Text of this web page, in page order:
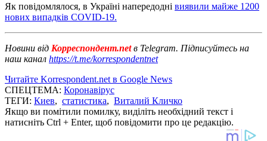
Як повідомлялося, в Україні напередодні виявили майже 1200
нових випадків COVID-19.
Новини від Корреспондент.netв Telegram. Підписуйтесь на
наш канал https://t.me/korrespondentnet
Читайте Korrespondent.net в Google News
СПЕЦТЕМА: Коронавірус
ТЕГИ: Киев, статистика, Виталий Кличко
Якщо ви помітили помилку, виділіть необхідний текст і
натисніть Ctrl + Enter, щоб повідомити про це редакцію.